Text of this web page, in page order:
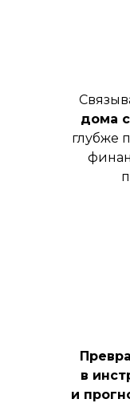
дома
глубже
в
и